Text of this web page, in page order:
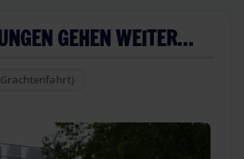
GEHEN WEITER…